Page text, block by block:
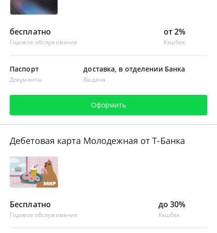
бесплатно
Годовое обслуживание
от 2%
Кэшбек
Паспорт
Документы
доставка, в отделении Банка
Выдача
Оформить
Дебетовая карта Молодежная от Т-Банка
Бесплатно
Годовое обслуживание
до 30%
Кэшбек